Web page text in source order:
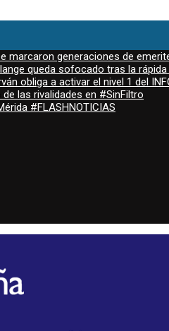
marcaron generaciones de
queda sofocado tras la
obliga a activar el nivel 1 del
las rivalidades en #SinFiltro
#FLASHNOTICIAS